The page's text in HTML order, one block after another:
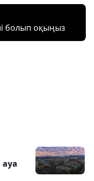
болып оқыңыз